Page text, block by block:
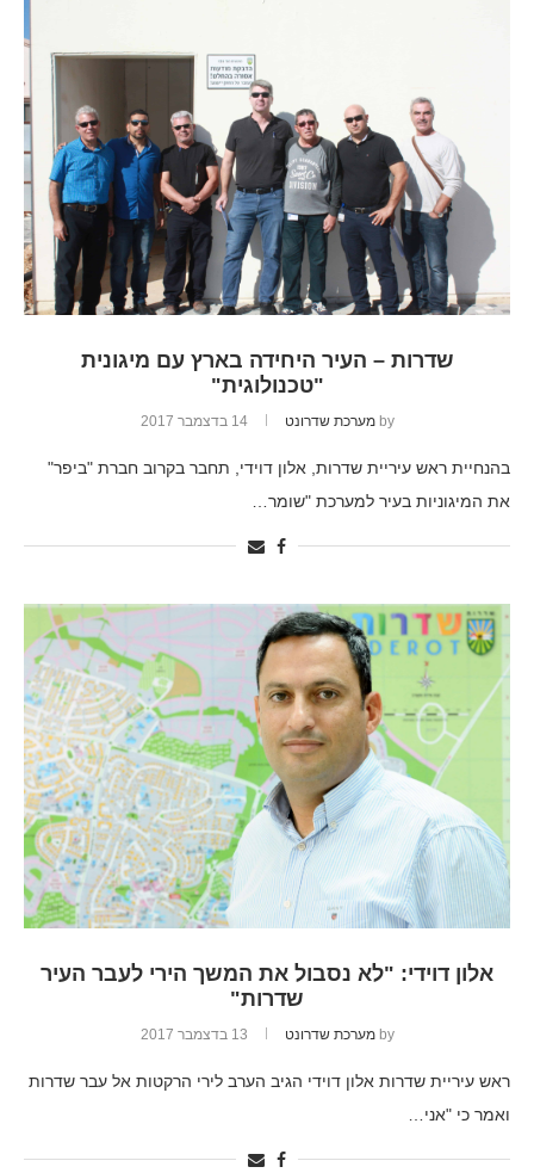
שדרות – העיר היחידה בארץ עם מיגונית
"טכנולוגית"
by מערכת שדרונט 14 בדצמבר 2017
בהנחיית ראש עיריית שדרות, אלון דוידי, תחבר בקרוב חברת "ביפר"
את המיגוניות בעיר למערכת "שומר…
אלון דוידי: "לא נסבול את המשך הירי לעבר העיר
שדרות"
by מערכת שדרונט 13 בדצמבר 2017
ראש עיריית שדרות אלון דוידי הגיב הערב לירי הרקטות אל עבר שדרות
ואמר כי "אני…